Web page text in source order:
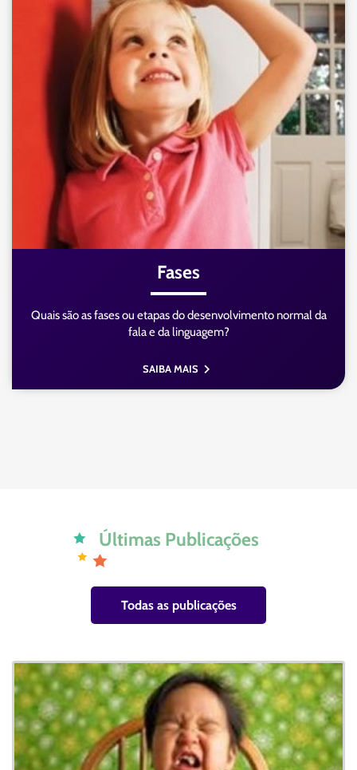
Quais são as fases ou etapas do desenvolvimento normal da
fala e da linguagem?
SAIBA MAIS
Fases
Últimas Publicações
Todas as publicações